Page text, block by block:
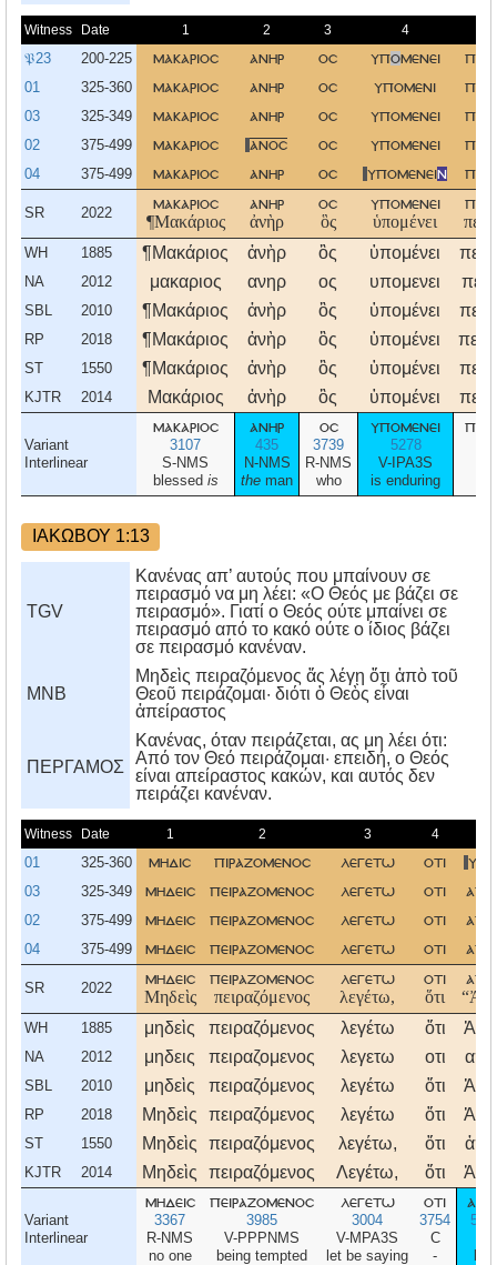
Witness Date 1 2 3 4
𝔓23 200-225 μακαριοσ ανηρ οσ υπομενει
01 325-360 μακαριοσ ανηρ οσ υπομενι
03 325-349 μακαριοσ ανηρ οσ υπομενει
02 375-499 μακαριοσ ανοσ οσ υπομενει
04 375-499 μακαριοσ ανηρ οσ υπομενειν
SR 2022
μακαριοσ
¶Μακάριος
ανηρ
ἀνὴρ
οσ
ὃς
υπομενει
ὑπομένει
WH 1885 ¶Μακάριος ἀνὴρ ὃς ὑπομένει
NA 2012 μακαριος ανηρ ος υπομενει
SBL 2010 ¶Μακάριος ἀνὴρ ὃς ὑπομένει
RP 2018 ¶Μακάριος ἀνὴρ ὃς ὑπομένει
ST 1550 ¶Μακάριος ἀνὴρ ὃς ὑπομένει
KJTR 2014 Μακάριος ἀνὴρ ὃς ὑπομένει
Variant
Interlinear
μακαριοσ
3107
S-NMS
blessed is
ανηρ
435
N-NMS
the man
οσ
3739
R-NMS
who
υπομενει
5278
V-IPA3S
is enduring
ΙΑΚΩΒΟΥ 1:13
TGV
Κανένας απ’ αυτούς που μπαίνουν σε
πειρασμό να μη λέει: «Ο Θεός με βάζει σε
πειρασμό». Γιατί ο Θεός ούτε μπαίνει σε
πειρασμό από το κακό ούτε ο ίδιος βάζει
σε πειρασμό κανέναν.
MNB
Μηδεὶς πειραζόμενος ἄς λέγῃ ὅτι ἀπὸ τοῦ
Θεοῦ πειράζομαι· διότι ὁ Θεὸς εἶναι
ἀπείραστος
ΠΕΡΓΑΜΟΣ
Kανένας, όταν πειράζεται, ας μη λέει ότι:
Aπό τον Θεό πειράζομαι· επειδή, ο Θεός
είναι απείραστος κακών, και αυτός δεν
πειράζει κανέναν.
Witness Date 1 2 3 4
01 325-360 μηδισ πιραζομενοσ λεγετω οτι υπο
03 325-349 μηδεισ πειραζομενοσ λεγετω οτι απο
02 375-499 μηδεισ πειραζομενοσ λεγετω οτι απο
04 375-499 μηδεισ πειραζομενοσ λεγετω οτι απο
SR 2022
μηδεισ
Μηδεὶς
πειραζομενοσ
πειραζόμενος
λεγετω
λεγέτω,
οτι
ὅτι
απο
WH 1885 μηδεὶς πειραζόμενος λεγέτω ὅτι Ἀπὸ
NA 2012 μηδεις πειραζομενος λεγετω οτι απο
SBL 2010 μηδεὶς πειραζόμενος λεγέτω ὅτι Ἀπὸ
RP 2018 Μηδεὶς πειραζόμενος λεγέτω ὅτι Ἀπὸ
ST 1550 Μηδεὶς πειραζόμενος λεγέτω, ὅτι ἀπὸ
KJTR 2014 Μηδεὶς πειραζόμενος Λεγέτω, ὅτι Ἀπὸ
Variant
Interlinear
μηδεισ
3367
R-NMS
no one
πειραζομενοσ
3985
V-PPPNMS
being tempted
λεγετω
3004
V-MPA3S
let be saying
οτι
3754
C
-
απο
575